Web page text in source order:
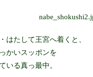
はたして王宮へ着くと、
かいスッポンを
いる真っ最中。